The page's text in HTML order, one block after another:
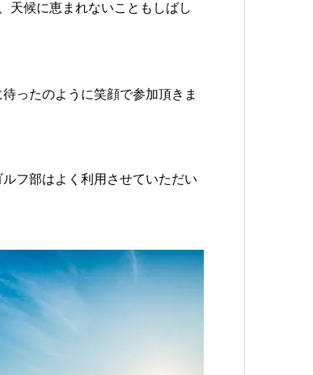
天候に恵まれないこともしばし
ったのように笑顔で参加頂きま
フ部はよく利用させていただい